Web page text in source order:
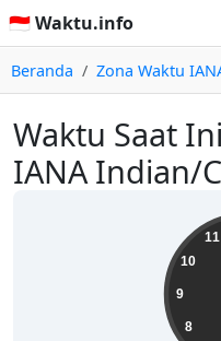
🇮🇩 Waktu.info
Beranda Zona Waktu
Waktu Saat
IANA Indian/
8
9
10
11